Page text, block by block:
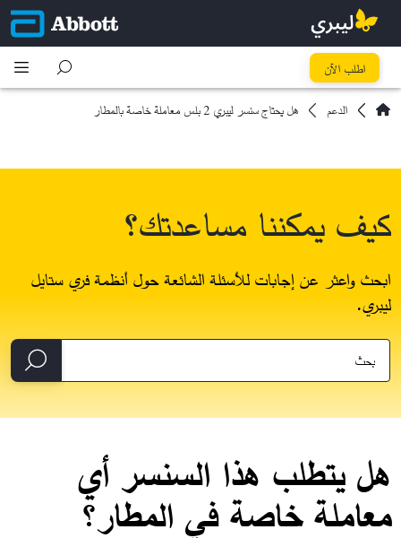
اطلب الآن
الدعم
هل يحتاج سنسر ليبري 2 بلس معاملة خاصة بالمطار
كيف يمكننا مساعدتك؟
ابحث واعثر عن إجابات للأسئلة الشائعة حول أنظمة فري ستايل
ليبري.
هل يتطلب هذا السنسر أي
معاملة خاصة في المطار؟